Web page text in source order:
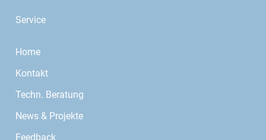
Service
Home
Kontakt
Techn. Beratung
News & Projekte
Feedback